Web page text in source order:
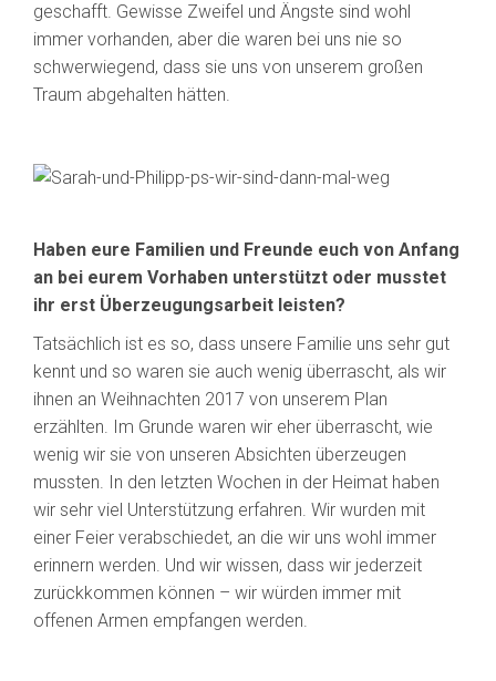
geschafft. Gewisse Zweifel und Ängste sind wohl
immer vorhanden, aber die waren bei uns nie so
schwerwiegend, dass sie uns von unserem großen
Traum abgehalten hätten.
Haben eure Familien und Freunde euch von Anfang
an bei eurem Vorhaben unterstützt oder musstet
ihr erst Überzeugungsarbeit leisten?
Tatsächlich ist es so, dass unsere Familie uns sehr gut
kennt und so waren sie auch wenig überrascht, als wir
ihnen an Weihnachten 2017 von unserem Plan
erzählten. Im Grunde waren wir eher überrascht, wie
wenig wir sie von unseren Absichten überzeugen
mussten. In den letzten Wochen in der Heimat haben
wir sehr viel Unterstützung erfahren. Wir wurden mit
einer Feier verabschiedet, an die wir uns wohl immer
erinnern werden. Und wir wissen, dass wir jederzeit
zurückkommen können – wir würden immer mit
offenen Armen empfangen werden.